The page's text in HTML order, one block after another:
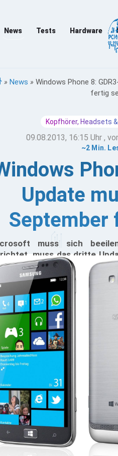
News Tests Hardware
» News » Windows Phone 8:
fertig
Kopfhörer, Headsets
09.08.2013, 16:15 Uhr ,
~2 Min.
Update
September
muss sich
muss das dritte
bereits Mitte
Ende September
Nokia auf den Markt
Aktualisierung
Displays unterstützen;
auch beim Nokia-Device